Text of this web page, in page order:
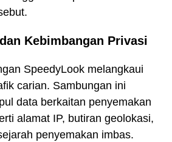
Kebimbangan Privasi
SpeedyLook melangkaui
carian. Sambungan ini
data berkaitan penyemakan
alamat IP, butiran geolokasi,
penyemakan imbas.